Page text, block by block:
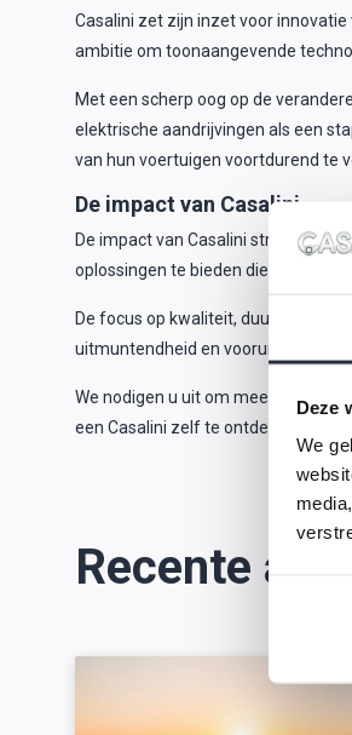
Deze
We
Casalini zet zijn inzet voor
ambitie om toonaangevende
Met een scherp oog op de
elektrische aandrijvingen als een
van hun voertuigen voortdurend te
De impact van Casalini
De impact van Casalini strekt zich
oplossingen te bieden die de
De focus op kwaliteit,
uitmuntendheid en vooruitgang niet
We nodigen u uit om meer te
een Casalini zelf te ontdekken, of
Recente